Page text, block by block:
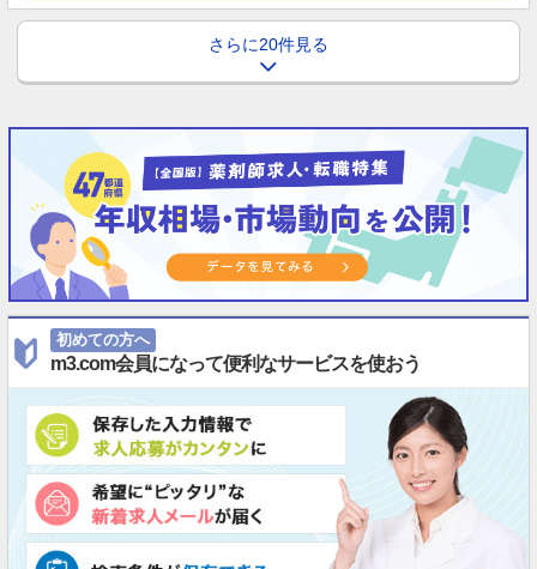
さらに20件見る
初めての方へ
m3.com会員になって便利なサービスを使おう